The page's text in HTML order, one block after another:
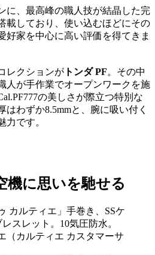
に、最高峰の職人技が結晶した完
載しており、使い込むほどにその
好家を中心に高い評価を得てきま
レクションが トンダ PF。その中
人が手作業でオープンワークを施
の美しさが際立つ特別な
わずか8.5mmと、腕に吸い付く
力です。
機に思いを馳せる